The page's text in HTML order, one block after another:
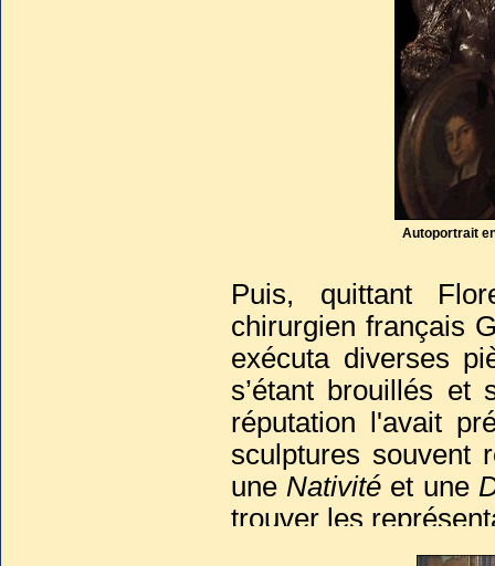
Puis, quittant
chirurgien français
exécuta diverses
s’étant brouillés et
réputation l'avait
sculptures souvent
une Nativité et une
trouver les
Autoportrait